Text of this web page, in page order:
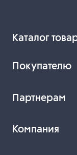
Каталог
Покупателю
Партнерам
Компания